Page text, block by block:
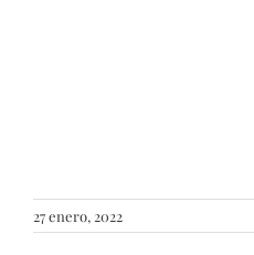
27 enero, 2022